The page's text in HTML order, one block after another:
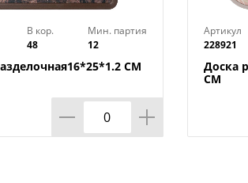
В кор.
48
Мин. партия
12
СМ
Артикул
228921
Доска
СМ